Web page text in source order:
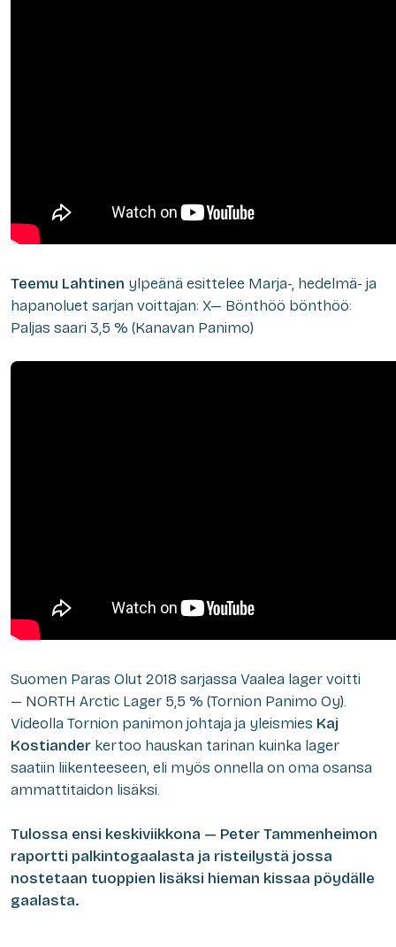
Teemu Lahtinen ylpeänä esittelee Marja-, hedelmä- ja
hapanoluet sarjan voittajan: X— Bönthöö bönthöö:
Paljas saari 3,5 % (Kanavan Panimo)
Suomen Paras Olut 2018 sarjassa Vaalea lager voitti
— NORTH Arctic Lager 5,5 % (Tornion Panimo Oy).
Videolla Tornion panimon johtaja ja yleismies Kaj
Kostiander kertoo hauskan tarinan kuinka lager
saatiin liikenteeseen, eli myös onnella on oma osansa
ammattitaidon lisäksi.
Tulossa ensi keskiviikkona — Peter Tammenheimon
raportti palkintogaalasta ja risteilystä jossa
nostetaan tuoppien lisäksi hieman kissaa pöydälle
gaalasta.